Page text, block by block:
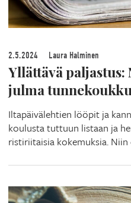
2.5.2024 Laura Halminen
Yllättävä
julma tunnekoukku
Iltapäivälehtien lööpit ja
koulusta tuttuun listaan ja
ristiriitaisia kokemuksia.